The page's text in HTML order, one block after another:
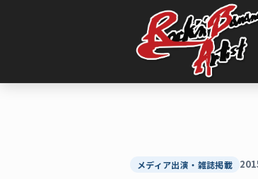
ッ
メディア出演・雑誌掲載